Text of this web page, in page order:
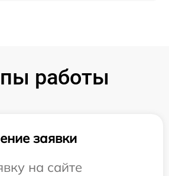
работы
заявки
на сайте